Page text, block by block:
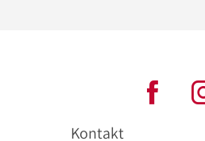
Kontakt